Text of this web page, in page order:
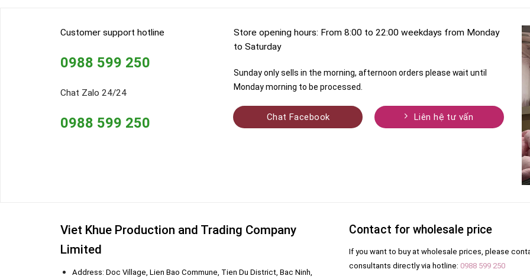
Customer support hotline
0988 599 250
Chat Zalo 24/24
0988 599 250
Store opening hours: From 8:00 to 22:00 weekdays from Monday
to Saturday
Sunday only sells in the morning, afternoon orders please wait until
Monday morning to be processed.
Chat Facebook Liên hệ tư vấn
Viet Khue Production and Trading Company
Limited
Address: Doc Village, Lien Bao Commune, Tien Du District, Bac Ninh,
Contact for wholesale price
If you want to buy at wholesale prices, please
consultants directly via hotline: 0988 599 250